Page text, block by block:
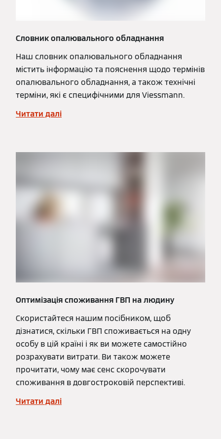
Словник опалювального обладнання
Наш словник опалювального обладнання
містить інформацію та пояснення щодо термінів
опалювального обладнання, а також технічні
терміни, які є специфічними для Viessmann.
Читати далі
Оптимізація споживання ГВП на людину
Скористайтеся нашим посібником, щоб
дізнатися, скільки ГВП споживається на одну
особу в цій країні і як ви можете самостійно
розрахувати витрати. Ви також можете
прочитати, чому має сенс скорочувати
споживання в довгостроковій перспективі.
Читати далі